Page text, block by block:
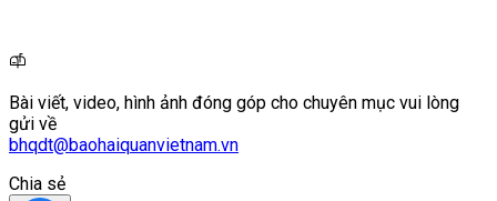
Bài viết, video, hình ảnh đóng góp cho chuyên mục vui lòng
gửi về
bhqdt@baohaiquanvietnam.vn
Chia sẻ